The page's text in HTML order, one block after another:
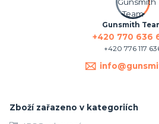
Gunsmith
+420 770 636
+420 776 117
Zboží zařazeno v kategoriích